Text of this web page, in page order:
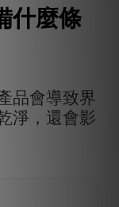
什麼條
品會導致界
淨，還會影